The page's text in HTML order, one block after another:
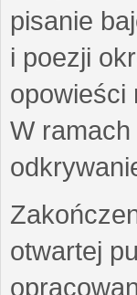
pisanie
i poezji
opowieści
W
otwartej